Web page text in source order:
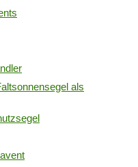
als